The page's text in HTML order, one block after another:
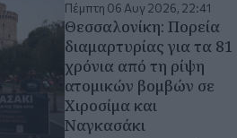
Πέμπτη 06 Αυγ 2026, 22:41
Θεσσαλονίκη: Πορεία
διαμαρτυρίας για τα 81
χρόνια από τη ρίψη
ατομικών βομβών σε
Χιροσίμα και
Ναγκασάκι